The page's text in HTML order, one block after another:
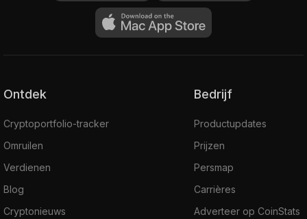
Ontdek
Cryptoportfolio-tracker
Omruilen
Verdienen
Blog
Cryptonieuws
Bedrijf
Productupdates
Prijzen
Persmap
Carrières
Adverteer op CoinStats